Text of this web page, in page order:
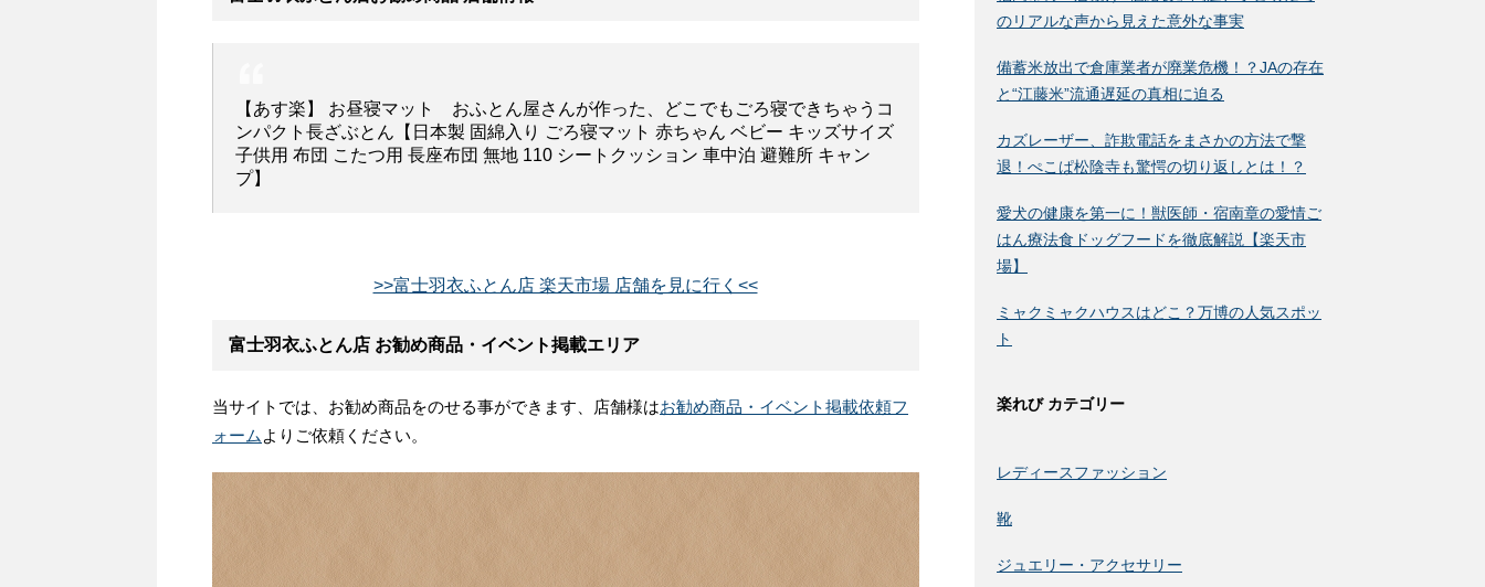
【あす楽】 お昼寝マット おふとん屋さんが作った、どこでもごろ寝できちゃうコ
ンパクト長ざぶとん【日本製 固綿入り ごろ寝マット 赤ちゃん ベビー キッズサイズ
子供用 布団 こたつ用 長座布団 無地 110 シートクッション 車中泊 避難所 キャン
プ】
>>富士羽衣ふとん店 楽天市場 店舗を見に行く<<
富士羽衣ふとん店 お勧め商品・イベント掲載エリア
当サイトでは、お勧め商品をのせる事ができます、店舗様はお勧め商品・イベント掲載依頼フ
ォーム よりご依頼ください。
のリアルな声から見えた意外な事実
備蓄米放出で倉庫業者が廃業危機！？JAの存在
と“江藤米”流通遅延の真相に迫る
カズレーザー、詐欺電話をまさかの方法で撃
退！ぺこぱ松陰寺も驚愕の切り返しとは！？
愛犬の健康を第一に！獣医師・宿南章の愛情ご
はん療法食ドッグフードを徹底解説【楽天市
場】
ミャクミャクハウスはどこ？万博の人気スポッ
ト
楽れび カテゴリー
レディースファッション
靴
ジュエリー・アクセサリー